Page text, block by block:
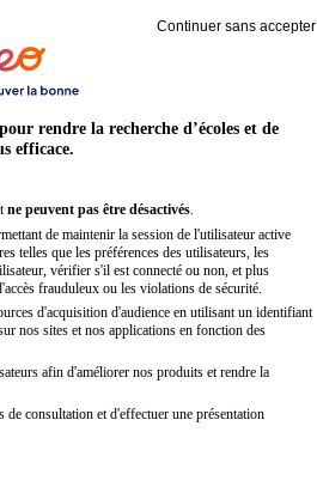
Continuer sans accepter
rendre la recherche d’écoles et de
efficace.
ne peuvent pas être désactivés.
de maintenir la session de l'utilisateur active
telles que les préférences des utilisateurs, les
vérifier s'il est connecté ou non, et plus
frauduleux ou les violations de sécurité.
d'acquisition d'audience en utilisant un identifiant
nos sites et nos applications en fonction des
afin d'améliorer nos produits et rendre la
consultation et d'effectuer une présentation